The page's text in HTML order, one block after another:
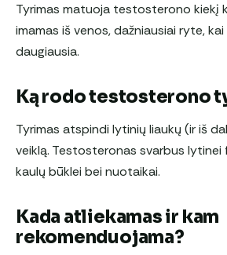
Tyrimas matuoja testosterono kiekį
imamas iš venos, dažniausiai ryte,
daugiausia.
Ką rodo testosterono
Tyrimas atspindi lytinių liaukų (ir iš
veiklą. Testosteronas svarbus lytinei
kaulų būklei bei nuotaikai.
Kada atliekamas ir kam
rekomenduojama?